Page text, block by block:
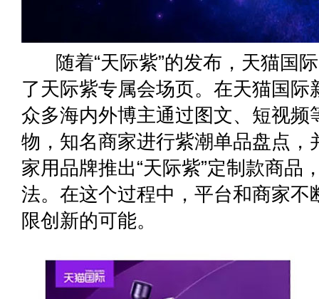
随着“天际紫”的发布，天猫国际
了天际紫专属会场页。在天猫国
众多海内外博主通过图文、短视
物，知名商家进行紫潮单品盘点
家用品牌推出“天际紫”定制款商品
法。在这个过程中，平台和商家
限创新的可能。